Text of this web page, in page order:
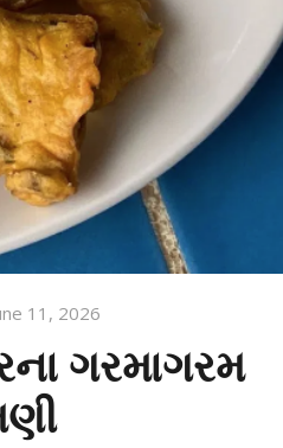
11, 2026
ગરમાગરમ